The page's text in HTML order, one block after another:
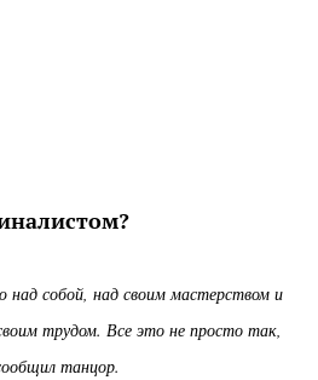
собой, над своим мастерством и
трудом. Все это не просто так,
танцор.